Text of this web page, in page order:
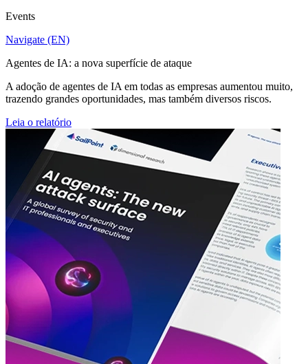
Events
Navigate (EN)
Agentes de IA: a nova superfície de ataque
A adoção de agentes de IA em todas as empresas aumentou muito,
trazendo grandes oportunidades, mas também diversos riscos.
Leia o relatório